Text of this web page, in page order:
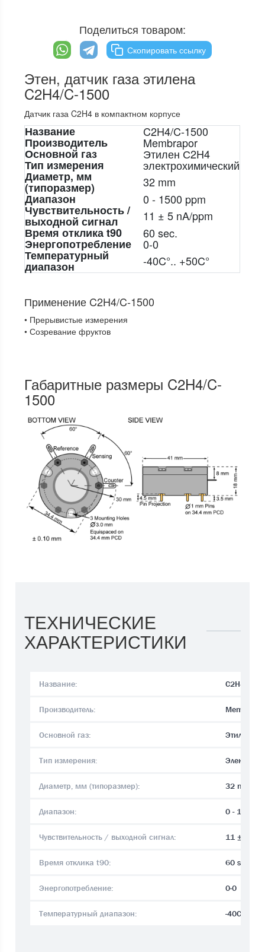
Поделиться товаром:
Скопировать ссылку
Этен, датчик газа этилена
C2H4/C-1500
Датчик газа C2H4 в компактном корпусе
Название C2H4/C-1500
Производитель Membrapor
Основной газ Этилен С2H4
Тип измерения электрохимический
Диаметр, мм
(типоразмер)
32 mm
Диапазон
0 - 1500 ppm
Чувствительность /
выходной сигнал
11 ± 5 nA/ppm
Время отклика t90
60 sec.
Энергопотребление 0-0
Температурный
диапазон -40C°.. +50C°
Применение C2H4/C-1500
• Прерывистые измерения
• Созревание фруктов
Габаритные размеры C2H4/C-
1500
ТЕХНИЧЕСКИЕ
ХАРАКТЕРИСТИКИ
Название: C2H4/C-
Производитель:
Основной газ: Этилен
Тип измерения:
Диаметр, мм (типоразмер): 32 mm
Диапазон: 0 - 1500
Чувствительность / выходной сигнал: 11 ± 5
Время отклика t90: 60 sec.
Энергопотребление: 0-0
Температурный диапазон: -